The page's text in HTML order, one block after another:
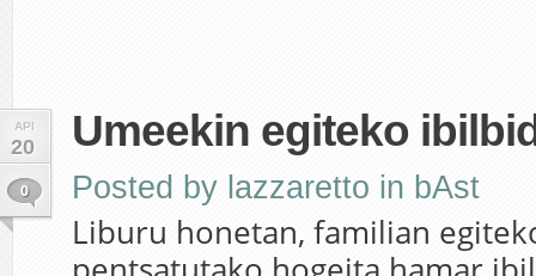
API
20
0
Umeekin egiteko
Posted by lazzaretto in bAst
Liburu honetan, familian